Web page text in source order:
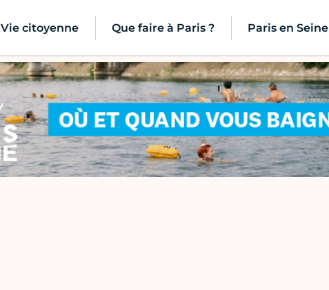
Vie citoyenne Que faire à Paris ? Paris en Seine